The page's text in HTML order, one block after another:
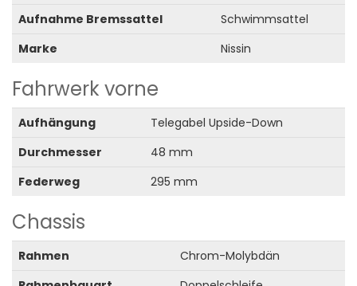
Aufnahme Bremssattel
Schwimmsattel
Marke
Nissin
Fahrwerk vorne
Aufhängung
Telegabel Upside-Down
Durchmesser
48 mm
Federweg
295 mm
Chassis
Rahmen
Chrom-Molybdän